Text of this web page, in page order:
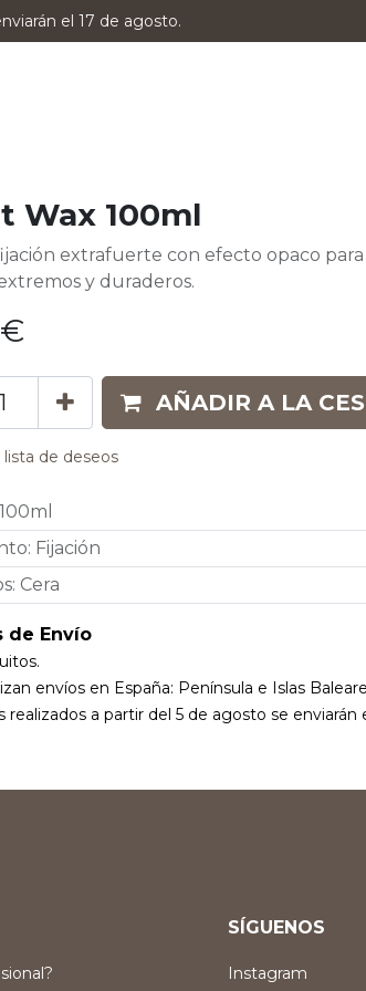
el 17 de agosto.
Wax 100ml
extrafuerte con efecto opaco
y duraderos.
€
AÑADIR A LA
lista de deseos
100ml
: Fijación
: Cera
de Envío
envíos en España: Península e Islas
realizados a partir del 5 de agosto se enviarán
SÍGUENOS
Instagram